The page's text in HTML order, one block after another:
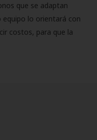
que se adaptan
equipo lo orientará con
costos, para que la